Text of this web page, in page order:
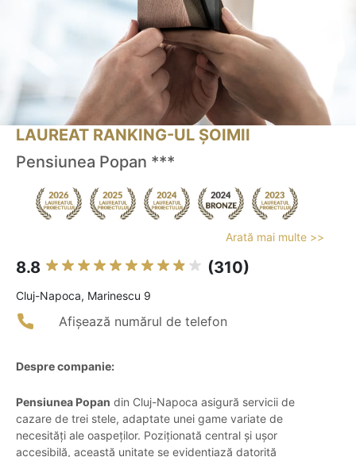
LAUREAT RANKING-UL ȘOIMII
Pensiunea Popan ***
Arată mai multe >>
8.8 (310)
Cluj-Napoca, Marinescu 9
Afișează numărul de telefon
Despre companie:
Pensiunea Popan din Cluj-Napoca asigură servicii de
cazare de trei stele, adaptate unei game variate de
necesități ale oaspeților. Poziționată central și ușor
accesibilă, această unitate se evidențiază datorită